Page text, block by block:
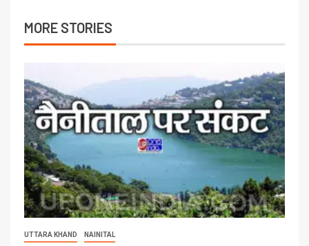
MORE STORIES
UTTARA KHAND NAINITAL